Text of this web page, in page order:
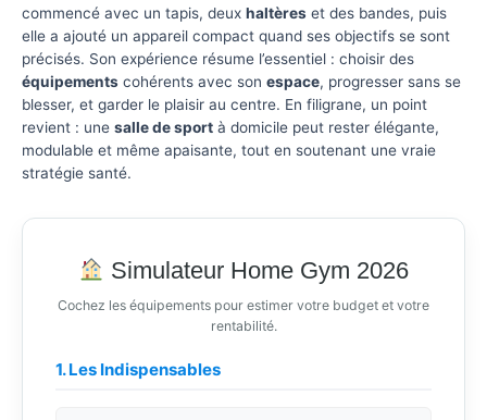
commencé avec un tapis, deux haltères et des bandes, puis
elle a ajouté un appareil compact quand ses objectifs se sont
précisés. Son expérience résume l’essentiel : choisir des
équipements cohérents avec son espace, progresser sans se
blesser, et garder le plaisir au centre. En filigrane, un point
revient : une salle de sport à domicile peut rester élégante,
modulable et même apaisante, tout en soutenant une vraie
stratégie santé.
Simulateur Home Gym 2026
Cochez les équipements pour estimer votre budget et votre
rentabilité.
1. Les Indispensables